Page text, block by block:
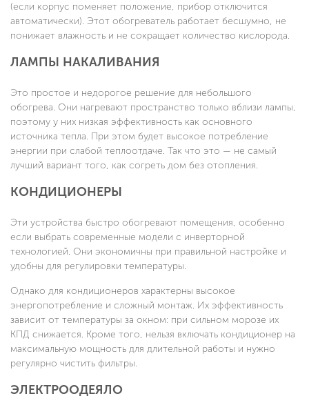
(если корпус поменяет положение, прибор отключится
автоматически). Этот обогреватель работает бесшумно, не
понижает влажность и не сокращает количество кислорода.
ЛАМПЫ НАКАЛИВАНИЯ
Это простое и недорогое решение для небольшого
обогрева. Они нагревают пространство только вблизи лампы,
поэтому у них низкая эффективность как основного
источника тепла. При этом будет высокое потребление
энергии при слабой теплоотдаче. Так что это — не самый
лучший вариант того, как согреть дом без отопления.
КОНДИЦИОНЕРЫ
Эти устройства быстро обогревают помещения, особенно
если выбрать современные модели с инверторной
технологией. Они экономичны при правильной настройке и
удобны для регулировки температуры.
Однако для кондиционеров характерны высокое
энергопотребление и сложный монтаж. Их эффективность
зависит от температуры за окном: при сильном морозе их
КПД снижается. Кроме того, нельзя включать кондиционер на
максимальную мощность для длительной работы и нужно
регулярно чистить фильтры.
ЭЛЕКТРООДЕЯЛО